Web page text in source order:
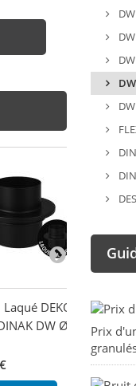
DEKO
DW Ø200 -Prix